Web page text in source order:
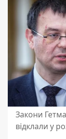
Закони
відклали у